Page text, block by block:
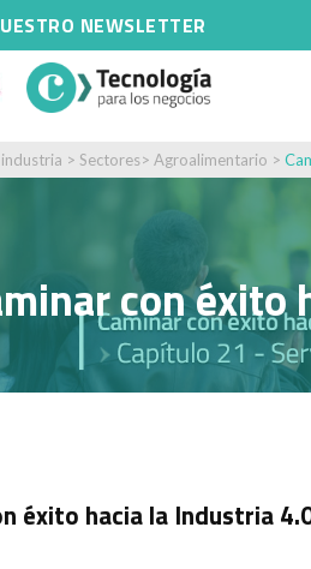
NEWSLETTER
> Sectores> Agroalimentario >
con éxito
éxito hacia la Industria